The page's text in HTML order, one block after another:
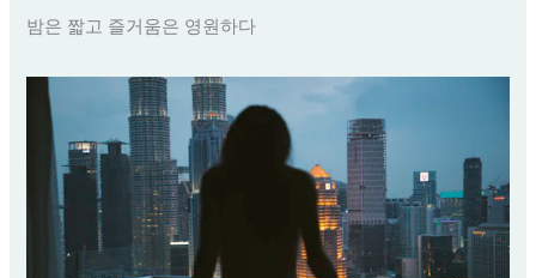
밤은 짧고 즐거움은 영원하다